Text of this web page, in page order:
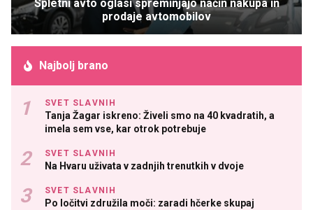
Spletni avto oglasi spreminjajo način nakupa in
prodaje avtomobilov
Najbolj brano
SVET SLAVNIH
Tanja Žagar iskreno: Živeli smo na 40 kvadratih, a
imela sem vse, kar otrok potrebuje
SVET SLAVNIH
Na Hvaru uživata v zadnjih trenutkih v dvoje
SVET SLAVNIH
Po ločitvi združila moči: zaradi hčerke skupaj